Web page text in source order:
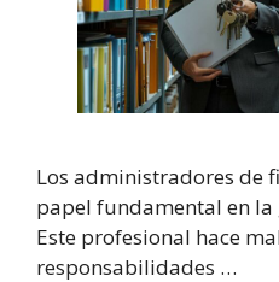
Los administradores de
papel fundamental en
Este profesional hace
responsabilidades …